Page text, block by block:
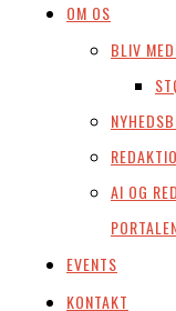
OM OS
BLIV
AI OG
EVENTS
KONTAKT